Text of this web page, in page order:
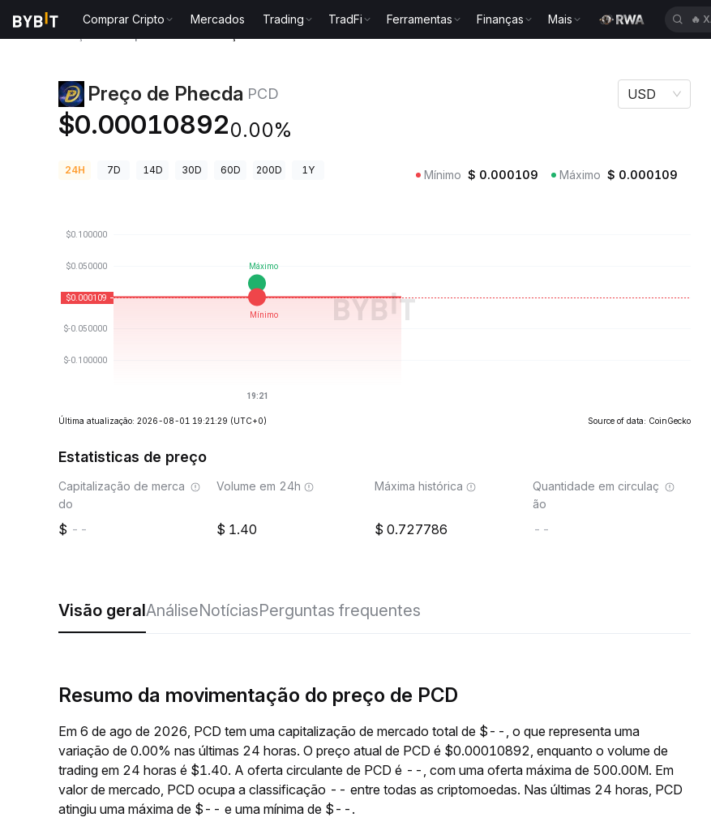
Comprar Cripto Mercados Trading TradFi Ferramentas Finanças Mais 🔥
Preço de Phecda PCD
$0.000108920.00%
USD
24H 7D 14D 30D 60D 200D 1Y Mínimo $ 0.000109 Máximo $ 0.000109
Última atualização: 2026-08-01 19:21:29 (UTC+0) Source of data: CoinGecko
Estatisticas de preço
Capitalização de merca
do
--
Volume em 24h
1.40
Máxima histórica
0.727786
Quantidade em circulaç
ão
--
Visão geralAnáliseNotíciasPerguntas frequentes
Resumo da movimentação do preço de PCD
Em 6 de ago de 2026, PCD tem uma capitalização de mercado total de $--, o que representa uma
variação de 0.00% nas últimas 24 horas. O preço atual de PCD é $0.00010892, enquanto o volume de
trading em 24 horas é $1.40. A oferta circulante de PCD é --, com uma oferta máxima de 500.00M. Em
valor de mercado, PCD ocupa a classificação -- entre todas as criptomoedas. Nas últimas 24 horas, PCD
atingiu uma máxima de $-- e uma mínima de $--.